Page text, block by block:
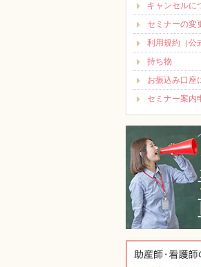
キャンセルに
セミナーの変
利用規約（公
持ち物
お振込み口座
セミナー案内